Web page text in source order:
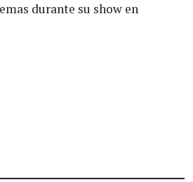
durante su show en